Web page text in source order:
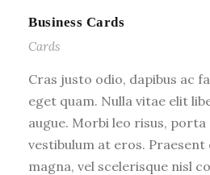
Business Cards
Cards
Cras justo odio, dapibus ac
eget quam. Nulla vitae elit
augue. Morbi leo risus,
vestibulum at eros.
magna, vel scelerisque nisl